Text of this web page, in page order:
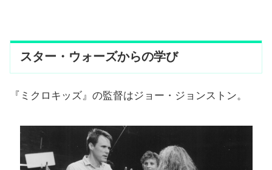
スター・ウォーズからの学び
『ミクロキッズ』の監督はジョー・ジョンストン。